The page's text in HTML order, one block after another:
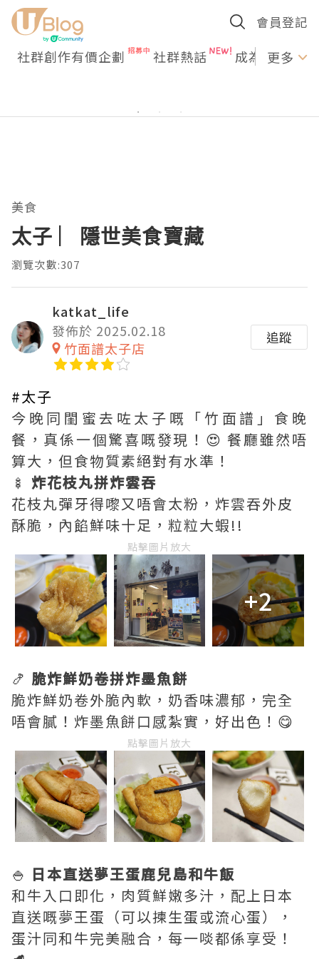
會員登記
社群創作有價企劃 社群熱話 成為U更多
美食
太子 ︳隱世美食寶藏
瀏覽次數:307
katkat_life
發佈於 2025.02.18
竹面譜太子店
追蹤
#太子
今晚同閨蜜去咗太子嘅「竹面譜」食晚
餐，真係一個驚喜嘅發現！😍 餐廳雖然唔
算大，但食物質素絕對有水準！
🍢 炸花枝丸拼炸雲吞
花枝丸彈牙得嚟又唔會太粉，炸雲吞外皮
酥脆，內餡鮮味十足，粒粒大蝦!!
點擊圖片放大
+2
🍤 脆炸鮮奶卷拼炸墨魚餅
脆炸鮮奶卷外脆內軟，奶香味濃郁，完全
唔會膩！炸墨魚餅口感紮實，好出色！😋
點擊圖片放大
🍚 日本直送夢王蛋鹿兒島和牛飯
和牛入口即化，肉質鮮嫩多汁，配上日本
直送嘅夢王蛋（可以揀生蛋或流心蛋），
蛋汁同和牛完美融合，每一啖都係享受！